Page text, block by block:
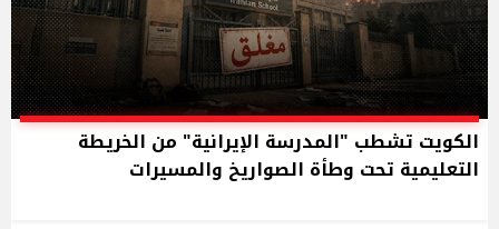
الكويت تشطب "المدرسة الإيرانية" من الخريطة
التعليمية تحت وطأة الصواريخ والمسيرات